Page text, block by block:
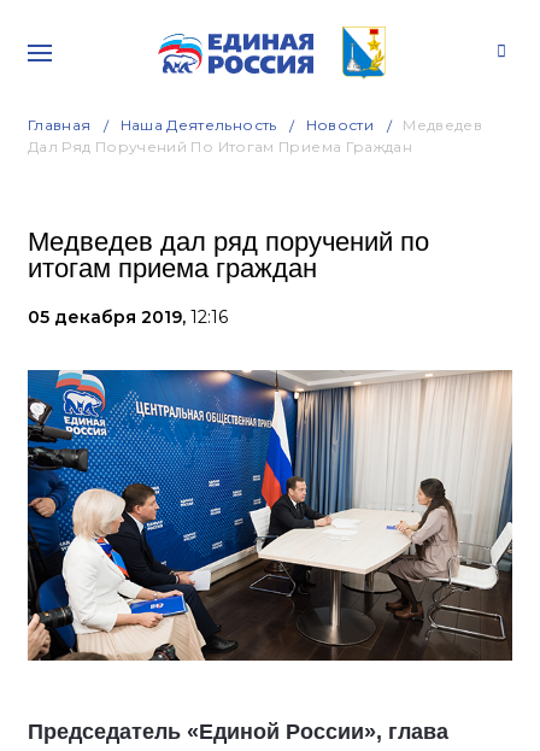
Главная Наша Деятельность Новости
Медведев
Дал Ряд Поручений По Итогам Приема Граждан
Медведев дал ряд поручений по
итогам приема граждан
05 декабря 2019, 12:16
Председатель «Единой России», глава